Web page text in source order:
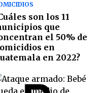
son los 11
que
el 50% de
en
en 2022?